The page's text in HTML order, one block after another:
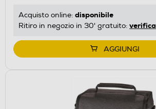
Acquisto online: disponibile
Ritiro in negozio in 30' gratuito: verifica
AGGIUNGI